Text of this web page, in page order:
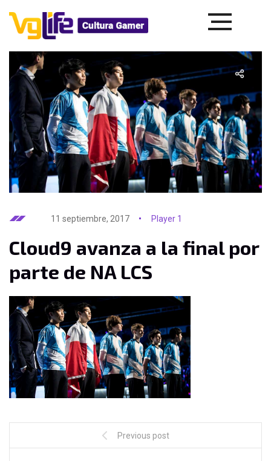
11 septiembre, 2017 Player 1
Cloud9 avanza a la final por
parte de NA LCS
Previous post